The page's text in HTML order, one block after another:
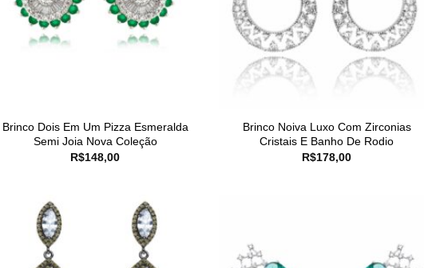
Brinco Dois Em Um Pizza Esmeralda
Semi Joia Nova Coleção
R$148,00
Brinco Noiva Luxo Com Zirconias
Cristais E Banho De Rodio
R$178,00